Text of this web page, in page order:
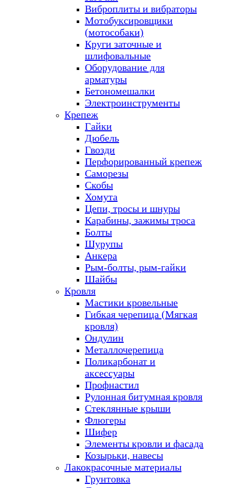
Виброплиты и вибраторы
Мотобуксировщики
(мотособаки)
Круги заточные и
шлифовальные
Оборудование для
арматуры
Бетономешалки
Электроинструменты
Крепеж
Гайки
Дюбель
Гвозди
Перфорированный крепеж
Саморезы
Скобы
Хомута
Цепи, тросы и шнуры
Карабины, зажимы троса
Болты
Шурупы
Анкера
Рым-болты, рым-гайки
Шайбы
Кровля
Мастики кровельные
Гибкая черепица (Мягкая
кровля)
Ондулин
Металлочерепица
Поликарбонат и
аксессуары
Профнастил
Рулонная битумная кровля
Стеклянные крыши
Флюгеры
Шифер
Элементы кровли и фасада
Козырьки, навесы
Лакокрасочные материалы
Грунтовка